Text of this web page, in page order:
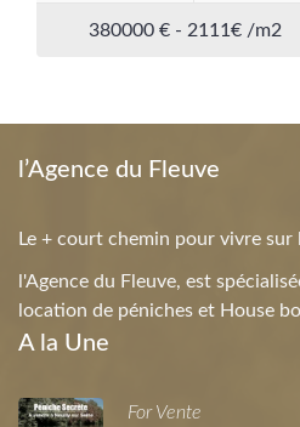
380000 € - 2111€ /m2
l’Agence du Fleuve
Le + court chemin pour vivre sur
l'Agence du Fleuve, est
location de péniches et House
A la Une
For Vente